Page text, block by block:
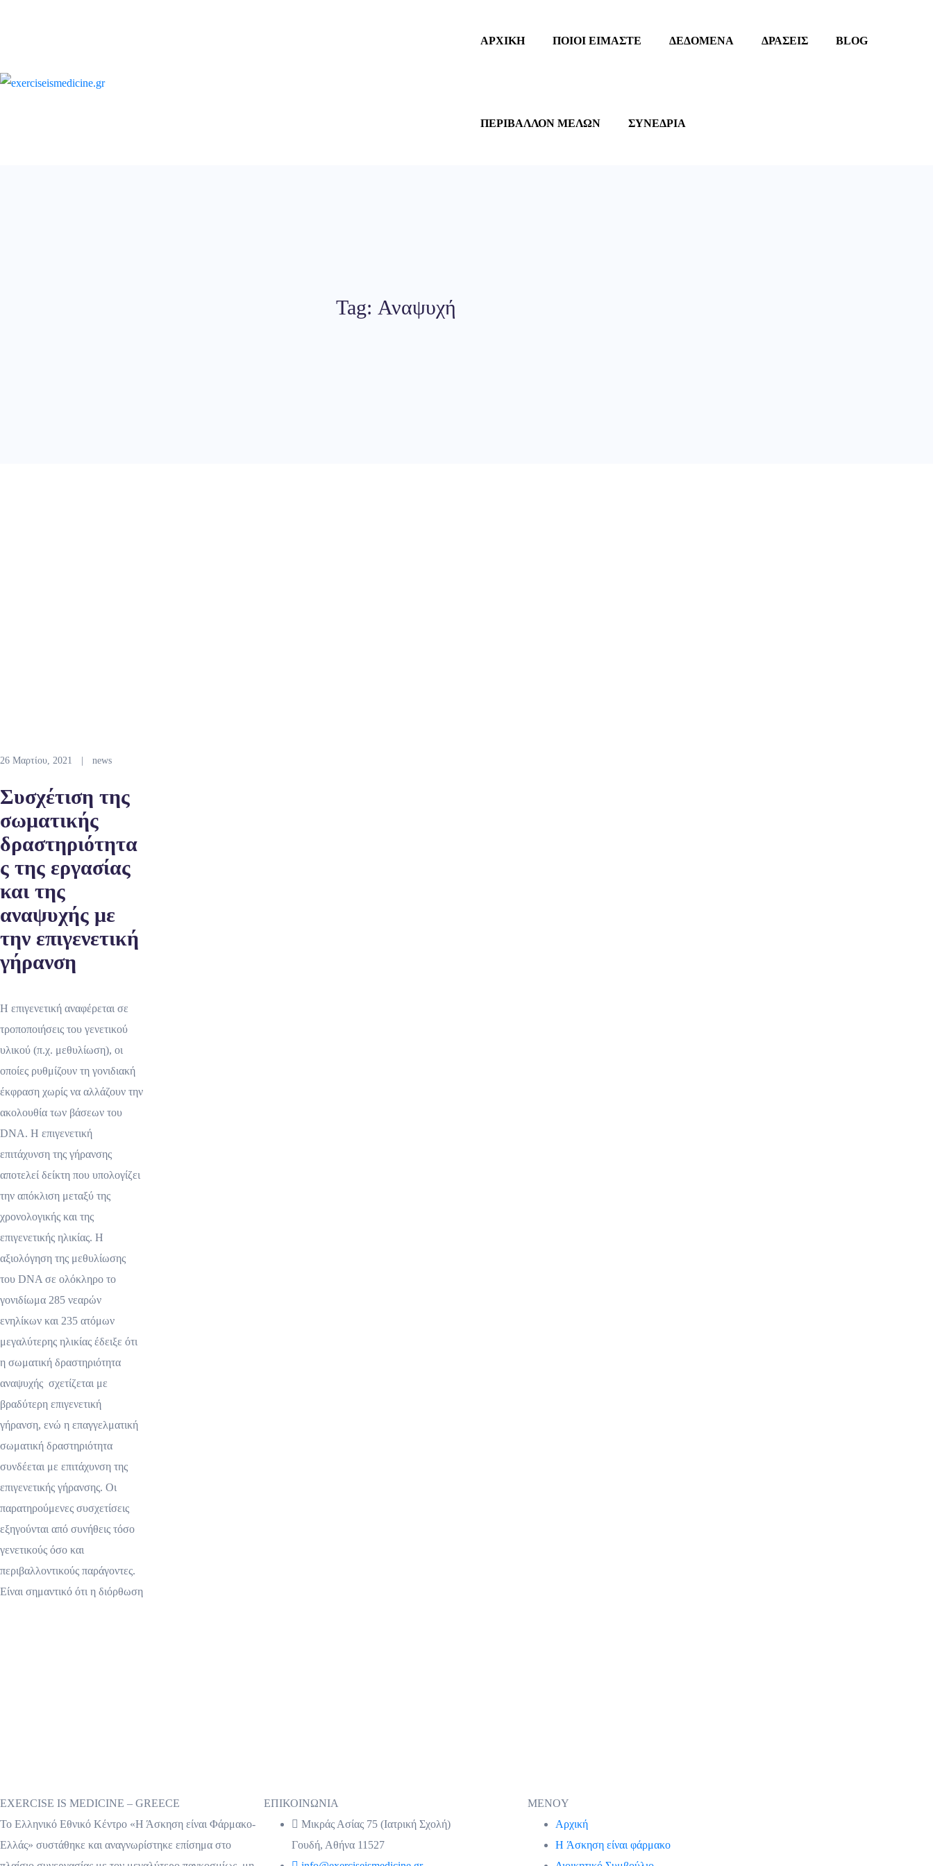
ΑΡΧΙΚΗ ΠΟΙΟΙ ΕΙΜΑΣΤΕ ΔΕΔΟΜΕΝΑ ΔΡΑΣΕΙΣ BLOG
ΠΕΡΙΒΑΛΛΟΝ ΜΕΛΩΝ ΣΥΝΕΔΡΙΑ
Tag: Αναψυχή
26 Μαρτίου, 2021 news
Συσχέτιση της
σωματικής
δραστηριότητα
ς της εργασίας
και της
αναψυχής με
την επιγενετική
γήρανση
Η επιγενετική αναφέρεται σε
τροποποιήσεις του γενετικού
υλικού (π.χ. μεθυλίωση), οι
οποίες ρυθμίζουν τη γονιδιακή
έκφραση χωρίς να αλλάζουν την
ακολουθία των βάσεων του
DNA. Η επιγενετική
επιτάχυνση της γήρανσης
αποτελεί δείκτη που υπολογίζει
την απόκλιση μεταξύ της
χρονολογικής και της
επιγενετικής ηλικίας. Η
αξιολόγηση της μεθυλίωσης
του DNA σε ολόκληρο το
γονιδίωμα 285 νεαρών
ενηλίκων και 235 ατόμων
μεγαλύτερης ηλικίας έδειξε ότι
η σωματική δραστηριότητα
αναψυχής σχετίζεται με
βραδύτερη επιγενετική
γήρανση, ενώ η επαγγελματική
σωματική δραστηριότητα
συνδέεται με επιτάχυνση της
επιγενετικής γήρανσης. Οι
παρατηρούμενες συσχετίσεις
εξηγούνται από συνήθεις τόσο
γενετικούς όσο και
περιβαλλοντικούς παράγοντες.
Είναι σημαντικό ότι η διόρθωση
EXERCISE IS MEDICINE – GREECE
Το Ελληνικό Εθνικό Κέντρο «Η Άσκηση είναι Φάρμακο-
Ελλάς» συστάθηκε και αναγνωρίστηκε επίσημα στο
ΕΠΙΚΟΙΝΩΝΙΑ
Μικράς Ασίας 75 (Ιατρική Σχολή)
Γουδή, Αθήνα 11527
MENOY
Αρχική
H Άσκηση είναι φάρμακο